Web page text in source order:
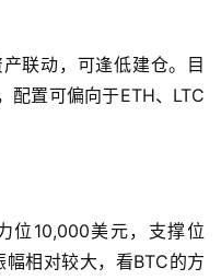
联动，可逢低建仓。目
配置可偏向于ETH、LTC
位10,000美元，支撑位
相对较大，看BTC的方